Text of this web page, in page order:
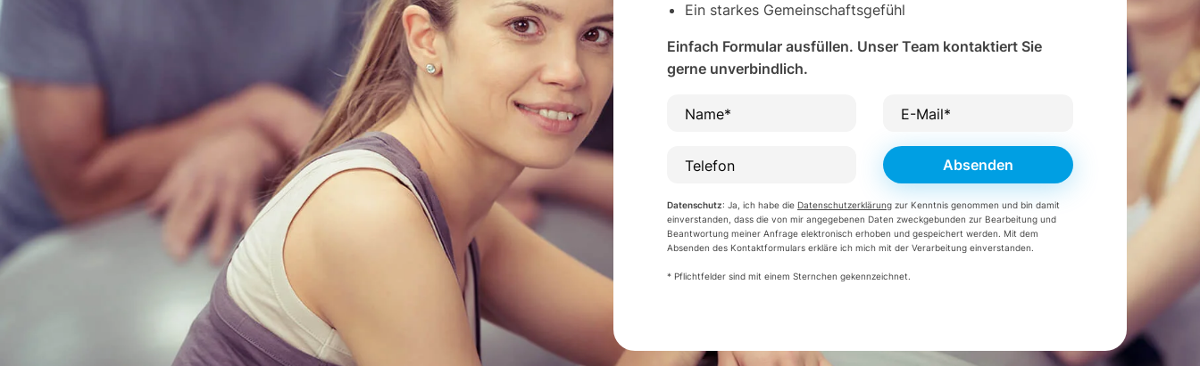
Ein starkes Gemeinschaftsgefühl
Einfach Formular ausfüllen. Unser Team kontaktiert Sie
gerne unverbindlich.
Name* E-Mail*
Telefon Absenden
Datenschutz: Ja, ich habe die Datenschutzerklärung zur Kenntnis genommen und bin damit
einverstanden, dass die von mir angegebenen Daten zweckgebunden zur Bearbeitung und
Beantwortung meiner Anfrage elektronisch erhoben und gespeichert werden. Mit dem
Absenden des Kontaktformulars erkläre ich mich mit der Verarbeitung einverstanden.
* Pflichtfelder sind mit einem Sternchen gekennzeichnet.